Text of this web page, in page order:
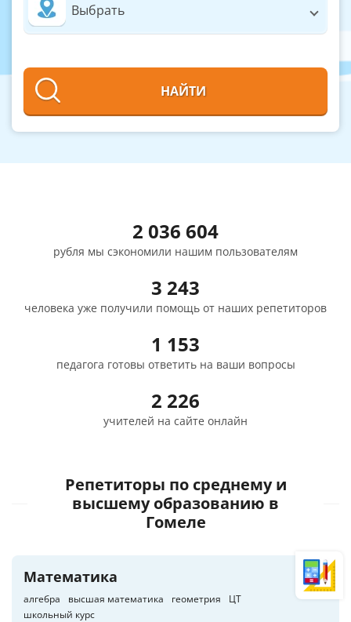
Выбрать
НАЙТИ
2 036 604
рубля мы сэкономили нашим пользователям
3 243
человека уже получили помощь от наших репетиторов
1 153
педагога готовы ответить на ваши вопросы
2 226
учителей на сайте онлайн
Репетиторы по среднему и
высшему образованию в
Гомеле
Математика
алгебра высшая математика геометрия
ЦТ
школьный курс